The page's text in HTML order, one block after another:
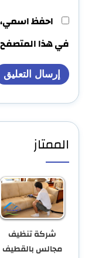
احفظ اسمي،
في هذا
الممتاز
شركة تنظيف
مجالس بالقطيف